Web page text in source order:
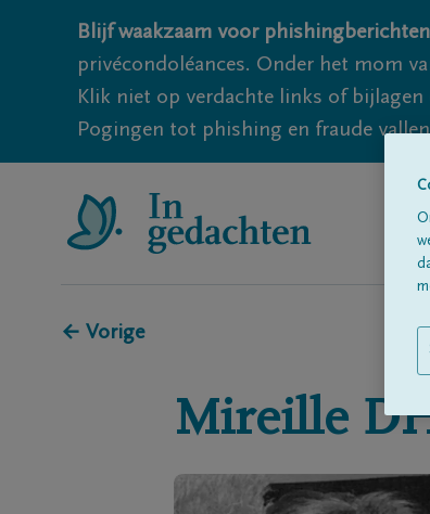
Blijf waakzaam voor
privécondoléances. Onder het mom
Klik niet op verdachte links of
Pogingen tot phishing en fraude
← Vorige
Mireille